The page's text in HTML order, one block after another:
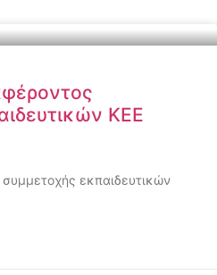
ΚΕΕ
εκπαιδευτικών